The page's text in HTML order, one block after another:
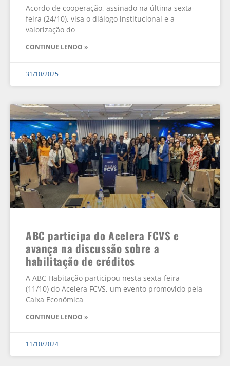
Acordo de cooperação, assinado na última sexta-
feira (24/10), visa o diálogo institucional e a
valorização do
CONTINUE LENDO »
31/10/2025
ABC participa do Acelera FCVS e
avança na discussão sobre a
habilitação de créditos
A ABC Habitação participou nesta sexta-feira
(11/10) do Acelera FCVS, um evento promovido pela
Caixa Econômica
CONTINUE LENDO »
11/10/2024